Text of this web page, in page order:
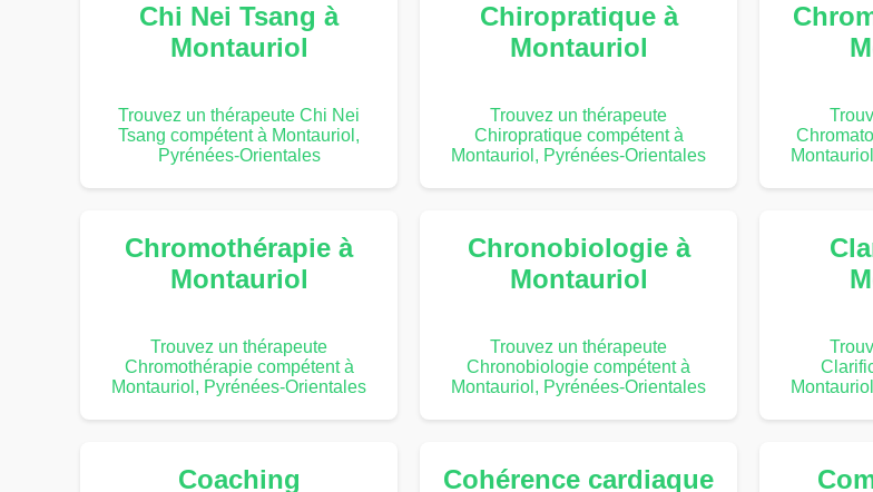
Chi Nei Tsang à
Montauriol
Trouvez un thérapeute Chi Nei
Tsang compétent à Montauriol,
Pyrénées-Orientales
Chiropratique à
Montauriol
Trouvez un thérapeute
Chiropratique compétent à
Montauriol, Pyrénées-Orientales
Chromothérapie à
Montauriol
Trouvez un thérapeute
Chromothérapie compétent à
Montauriol, Pyrénées-Orientales
Chronobiologie à
Montauriol
Trouvez un thérapeute
Chronobiologie compétent à
Montauriol, Pyrénées-Orientales
Coaching
Cohérence cardiaque